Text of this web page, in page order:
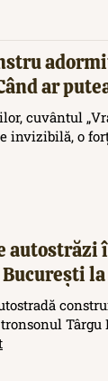
ar
cuvântul
invizibilă, o
autostrăzi